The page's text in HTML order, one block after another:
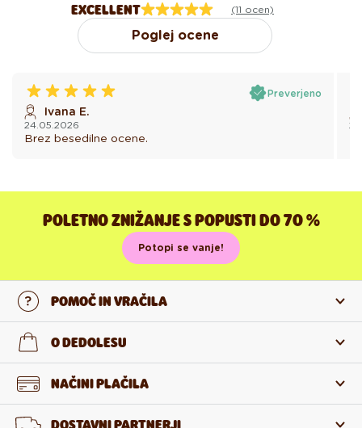
EXCELLENT (11 ocen)
Poglej ocene
Preverjeno
Ivana E.
24.05.2026
Brez besedilne ocene.
POLETNO ZNIŽANJE S POPUSTI DO 70 %
Potopi se vanje!
POMOČ IN VRAČILA
Stopi v stik z nami
Vračilo in reklamacija
O DEDOLESU
O nas NAČINI PLAČILA
DOSTAVNI PARTNERJI